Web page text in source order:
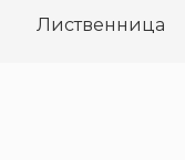
Лиственница